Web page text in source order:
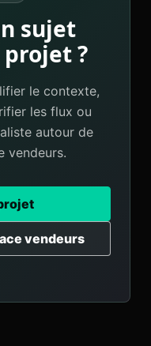
sujet
projet ?
le contexte,
les flux ou
autour de
vendeurs.
vendeurs